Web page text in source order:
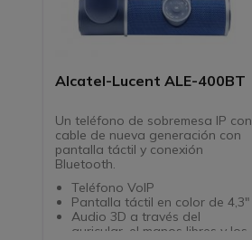
Alcatel-Lucent ALE-400BT
Un teléfono de sobremesa IP con
cable de nueva generación con
pantalla táctil y conexión
Bluetooth.
Teléfono VoIP
Pantalla táctil en color de 4,3"
Audio 3D a través del
auricular, el manos libres y los